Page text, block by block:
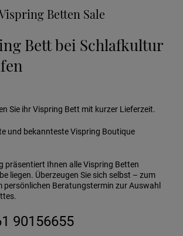
Betten Sale
Bett bei Schlafkultur
Sie ihr Vispring Bett mit kurzer Lieferzeit.
und bekannteste Vispring Boutique
präsentiert Ihnen alle Vispring Betten
liegen. Überzeugen Sie sich selbst – zum
persönlichen Beratungstermin zur Auswahl
90156655